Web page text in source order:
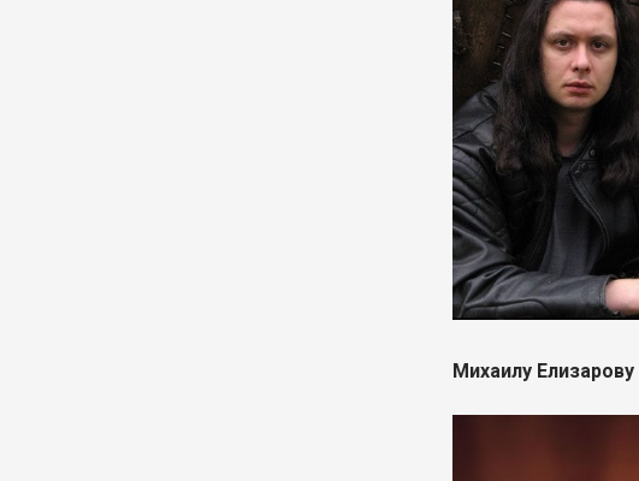
Михаилу Елизарову